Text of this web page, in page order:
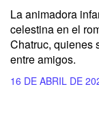
La animadora
celestina en el
Chatruc, quienes
entre amigos.
16 DE ABRIL DE